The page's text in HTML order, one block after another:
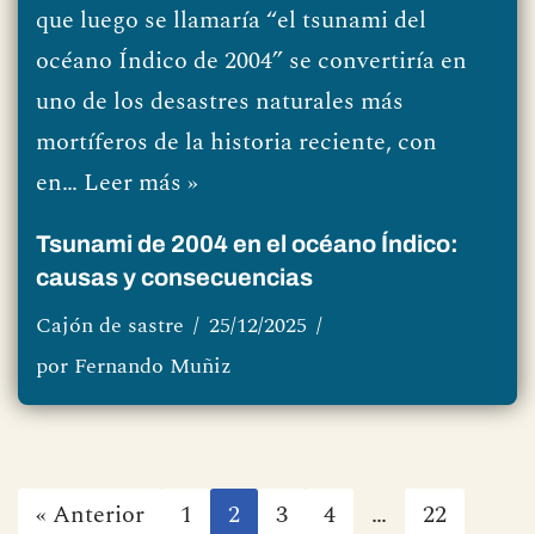
que luego se llamaría “el tsunami del
océano Índico de 2004” se convertiría en
uno de los desastres naturales más
mortíferos de la historia reciente, con
en… Leer más »
Tsunami de 2004 en el océano Índico:
causas y consecuencias
Cajón de sastre
25/12/2025
por Fernando Muñiz
« Anterior 1 2 3 4 …
22